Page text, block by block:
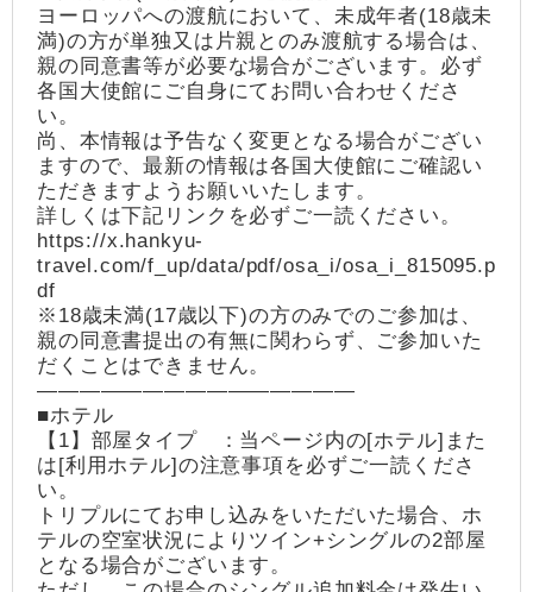
ヨーロッパへの渡航において、未成年者(18歳未
満)の方が単独又は片親とのみ渡航する場合は、
親の同意書等が必要な場合がございます。必ず
各国大使館にご自身にてお問い合わせくださ
い。
尚、本情報は予告なく変更となる場合がござい
ますので、最新の情報は各国大使館にご確認い
ただきますようお願いいたします。
詳しくは下記リンクを必ずご一読ください。
https://x.hankyu-
travel.com/f_up/data/pdf/osa_i/osa_i_815095.p
df
※18歳未満(17歳以下)の方のみでのご参加は、
親の同意書提出の有無に関わらず、ご参加いた
だくことはできません。
―――――――――――――――
■ホテル
【1】部屋タイプ ：当ページ内の[ホテル]また
は[利用ホテル]の注意事項を必ずご一読くださ
い。
トリプルにてお申し込みをいただいた場合、ホ
テルの空室状況によりツイン+シングルの2部屋
となる場合がございます。